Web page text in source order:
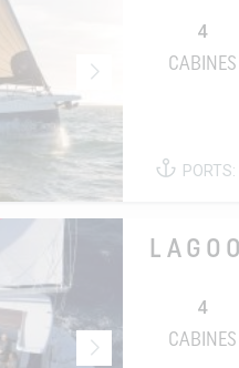
4
CABINES
PORTS:
4
CABINES